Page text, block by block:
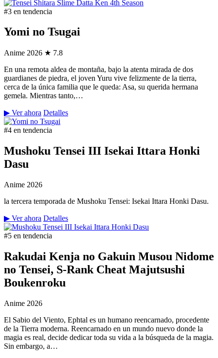
#3 en tendencia
Yomi no Tsugai
Anime 2026 ★ 7.8
En una remota aldea de montaña, bajo la atenta mirada de dos
guardianes de piedra, el joven Yuru vive felizmente de la tierra,
cerca de la única familia que le queda: Asa, su querida hermana
gemela. Mientras tanto,…
▶ Ver ahora Detalles
#4 en tendencia
Mushoku Tensei III Isekai Ittara Honki
Dasu
Anime 2026
la tercera temporada de Mushoku Tensei: Isekai Ittara Honki Dasu.
▶ Ver ahora Detalles
#5 en tendencia
Rakudai Kenja no Gakuin Musou Nidome
no Tensei, S-Rank Cheat Majutsushi
Boukenroku
Anime 2026
El Sabio del Viento, Ephtal es un humano reencarnado, procedente
de la Tierra moderna. Reencarnado en un mundo nuevo donde la
magia es real, decide dedicar toda su vida a la búsqueda de la magia.
Sin embargo, a…